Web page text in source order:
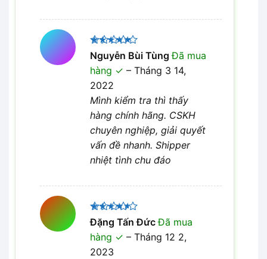
Được xếp
hạng 5
sao
Nguyễn Bùi TùngĐã mua
hàng
– Tháng 3 14,
2022
Mình kiểm tra thì thấy
hàng chính hãng. CSKH
chuyên nghiệp, giải quyết
vấn đề nhanh. Shipper
nhiệt tình chu đáo
Được
xếp hạng
45 sao
Đặng Tấn ĐứcĐã mua
hàng
– Tháng 12 2,
2023